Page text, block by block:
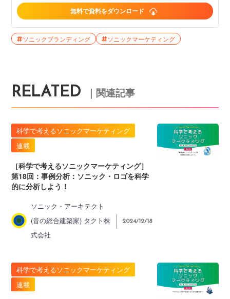
無料で資料をダウンロード
ソニックブランディング ソニックマーケティング
RELATED ｜関連記事
科学で考えるソニックマーケティング
連載
［科学で考えるソニックマーケティング］
第18回：事例分析：ソニック・ロゴを科学
的に分析しよう！
ソニック・アーキテクト
(音の総合建築家) タクト株
式会社
2024/12/18
科学で考えるソニックマーケティング
連載